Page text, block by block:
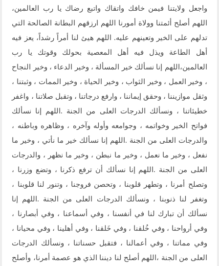
واجعل ولايتنا فيمن خافك واتقاك واتبع رضاك يا رب العالمين،
اللهم أصلح أئمتنا وولاة أمورنا اللهم ارزقهم البطانة الصالحة التي
تدلهم على الخير وتعينهم عليه. اللهم هيئ لنا أمراً رشداً، يعز فيه
أهل الطاعة ويذل فيه أهل المعصية بحولك وقوتك يا رب
العالمين،اللهم إنا نسألك خير المسألة ، وخير الدعاء ، وخير النجاح
، وخير العمل ، وخير الثواب ، وخير الحياة ، وخير الممات ، وثبتنا ،
وثقل موازيننا ، وحقق إيماننا ، وارفع درجاتنا ، وتقبل صلاتنا ، واغفر
خطيئاتنا ، ونسألك الدرجات العلى من الجنة .اللهم إنا نسألك
فواتح الخير وخواتمه ، وجوامعه وأوله وآخره ، وظاهره وباطنه ،
والدرجات العلى من الجنة .اللهم إنا نسألك خير ما نأتي ، وخير ما
نفعل ، وخير ما نعمل ، وخير ما نبطن ، وخير ما نظهر ، والدرجات
العلى من الجنة .اللهم إنا نسألك أن ترفع ذكرنا ، وتضع وزرنا ،
وتصلح أمرنا ، وتطهر قلوبنا ، وتحصن فروجنا ، وتنور لنا قلوبنا ،
وتغفر لنا ذنوبنا ، ونسألك الدرجات العلى من الجنة .اللهم إنا
نسألك أن تبارك لنا في أنفسنا ، وفي أسماعنا ، وفي أبصارنا ،
وفي أرواحنا ، وفي خُلقنا ، وفي خَلقنا ، وفي أهلينا ، وفي محيانا ،
وفي مماتنا ، وفي أعمالنا ، فتقبل حسناتنا ، ونسألك الدرجات
العلى من الجنة ،اللهم أصلح لنا ديننا الذي هو عصمة أمرنا، وأصلح